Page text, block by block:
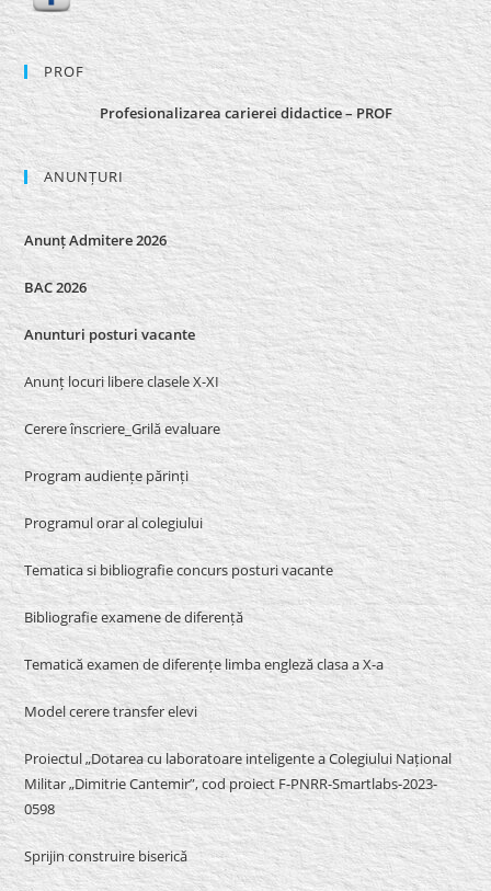
PROF
Profesionalizarea carierei didactice – PROF
ANUNȚURI
Anunț Admitere 2026
BAC 2026
Anunturi posturi vacante
Anunț locuri libere clasele X-XI
Cerere înscriere_Grilă evaluare
Program audiențe părinți
Programul orar al colegiului
Tematica si bibliografie concurs posturi vacante
Bibliografie examene de diferență
Tematică examen de diferențe limba engleză clasa a X-a
Model cerere transfer elevi
Proiectul „Dotarea cu laboratoare inteligente a Colegiului Național
Militar „Dimitrie Cantemir”, cod proiect F-PNRR-Smartlabs-2023-
0598
Sprijin construire biserică